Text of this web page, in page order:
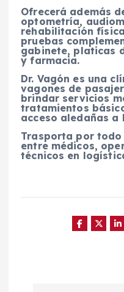
Ofrecerá además
optometría,
rehabilitación
pruebas
gabinete, platicas
y farmacia.
Dr. Vagón es una
vagones de
brindar servicios
tratamientos
acceso aledañas
Trasporta por todo
entre médicos,
técnicos en